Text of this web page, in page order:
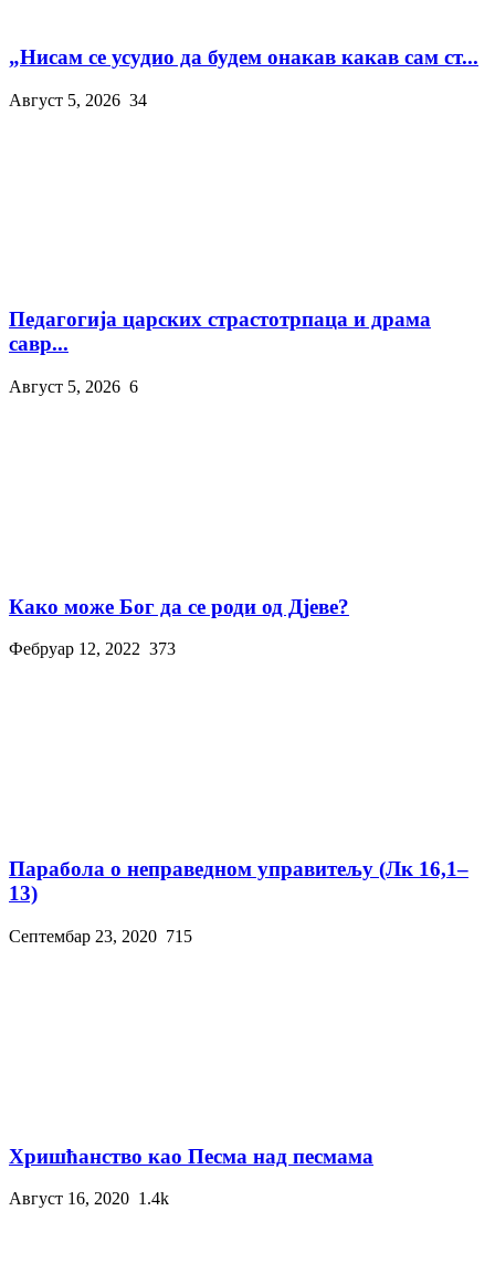
„Нисам се усудио да будем онакав какав сам ст...
Август 5, 2026 34
Педагогија царских страстотрпаца и драма
савр...
Август 5, 2026 6
Како може Бог да се роди од Дјеве?
Фебруар 12, 2022 373
Парабола о неправедном управитељу (Лк 16,1–
13)
Септембар 23, 2020 715
Хришћанство као Песма над песмама
Август 16, 2020 1.4k